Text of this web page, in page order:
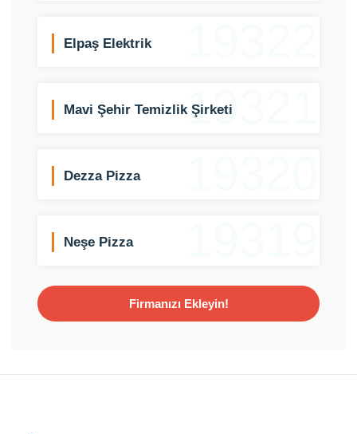
Elpaş Elektrik
19321
Mavi Şehir Temizlik Şirketi
Dezza Pizza
Neşe Pizza
Firmanızı Ekleyin!